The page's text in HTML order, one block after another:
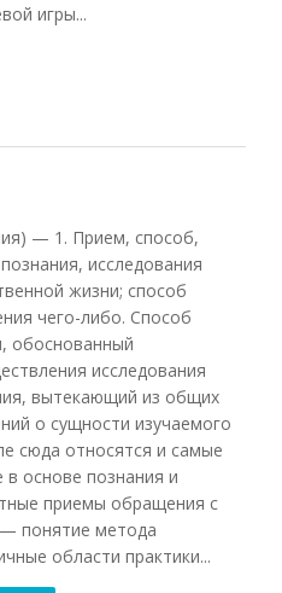
игры...
— 1. Прием, способ,
исследования
жизни; способ
чего-либо. Способ
обоснованный
исследования
вытекающий из общих
о сущности изучаемого
сюда относятся и самые
основе познания и
приемы обращения с
понятие метода
области практики...